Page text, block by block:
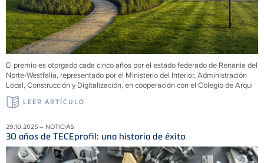
El premio es otorgado cada cinco años por el estado federado de Renania del
Norte-Westfalia, representado por el Ministerio del Interior, Administración
Local, Construcción y Digitalización, en cooperación con el Colegio de Arqui
LEER ARTÍCULO
29.10.2025 – NOTICIAS
30 años de TECEprofil: una historia de éxito